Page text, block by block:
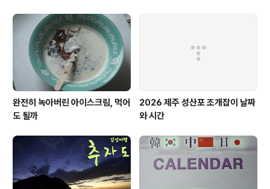
완전히 녹아버린 아이스크림, 먹어
도 될까
2026 제주 성산포 조개잡이 날짜
와 시간